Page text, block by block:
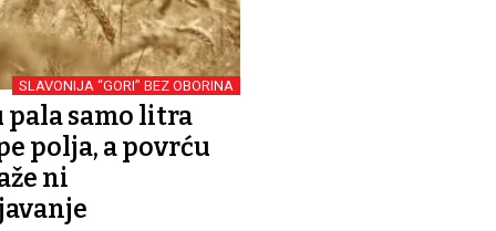
SLAVONIJA “GORI” BEZ OBORINA
samo litra
polja, a povrću
ni